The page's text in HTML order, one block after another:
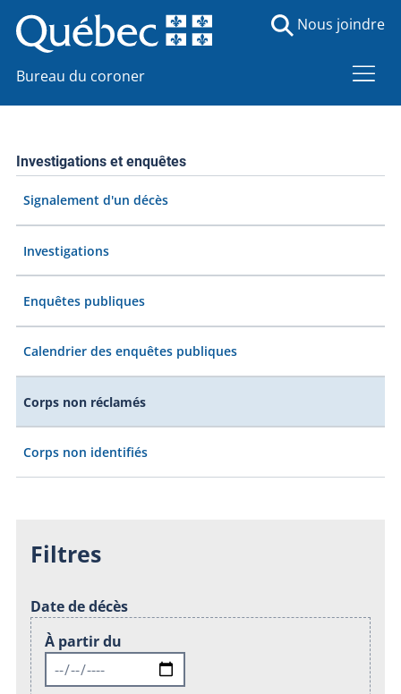
Bureau du coroner
Nous joindre
Investigations et enquêtes
Signalement d'un décès
Investigations
Enquêtes publiques
Calendrier des enquêtes publiques
Corps non réclamés
Corps non identifiés
Filtres
Date de décès
À partir du